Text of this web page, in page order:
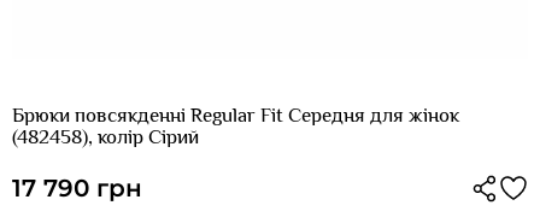
Брюки повсякденні Regular Fit Середня для жінок
(482458), колір Сірий
17 790 грн